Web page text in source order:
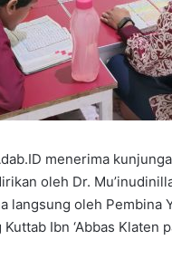
menerima
oleh Dr.
langsung oleh Pembina
Ibn ‘Abbas